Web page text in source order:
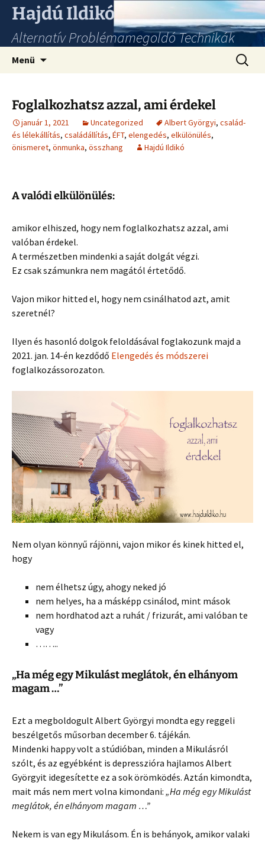
Hajdú Ildikó
Alternatív Problémamegoldó Technikák
Menü
Foglalkozhatsz azzal, ami érdekel
január 1, 2021 Uncategorized Albert Györgyi, család-
és lélekállítás, családállítás, ÉFT, elengedés, elkülönülés,
önismeret, önmunka, összhang Hajdú Ildikó
A valódi elkülönülés:
amikor elhiszed, hogy nem foglalkozhatsz azzal, ami
valóban érdekel.
A természetben mindenki a saját dolgát végzi.
Ez csak számunkra nem magától értetődő.
Vajon mikor hitted el, hogy nem csinálhatod azt, amit
szeretnél?
Ilyen és hasonló dolgok feloldásával foglakozunk majd a
2021. jan. 14-én kezdődő Elengedés és módszerei
foglalkozássorozaton.
Nem olyan könnyű rájönni, vajon mikor és kinek hitted el,
hogy
nem élhetsz úgy, ahogy neked jó
nem helyes, ha a másképp csinálod, mint mások
nem hordhatod azt a ruhát / frizurát, ami valóban te
vagy
……..
„Ha még egy Mikulást meglátok, én elhányom
magam …”
Ezt a megboldogult Albert Györgyi mondta egy reggeli
beszélgetős műsorban december 6. tájékán.
Mindenki happy volt a stúdióban, minden a Mikulásról
szólt, és az egyébként is depresszióra hajlamos Albert
Györgyit idegesítette ez a sok örömködés. Aztán kimondta,
mait más nem mert volna kimondani: „Ha még egy Mikulást
meglátok, én elhányom magam …”
Nekem is van egy Mikulásom. Én is behányok, amikor valaki